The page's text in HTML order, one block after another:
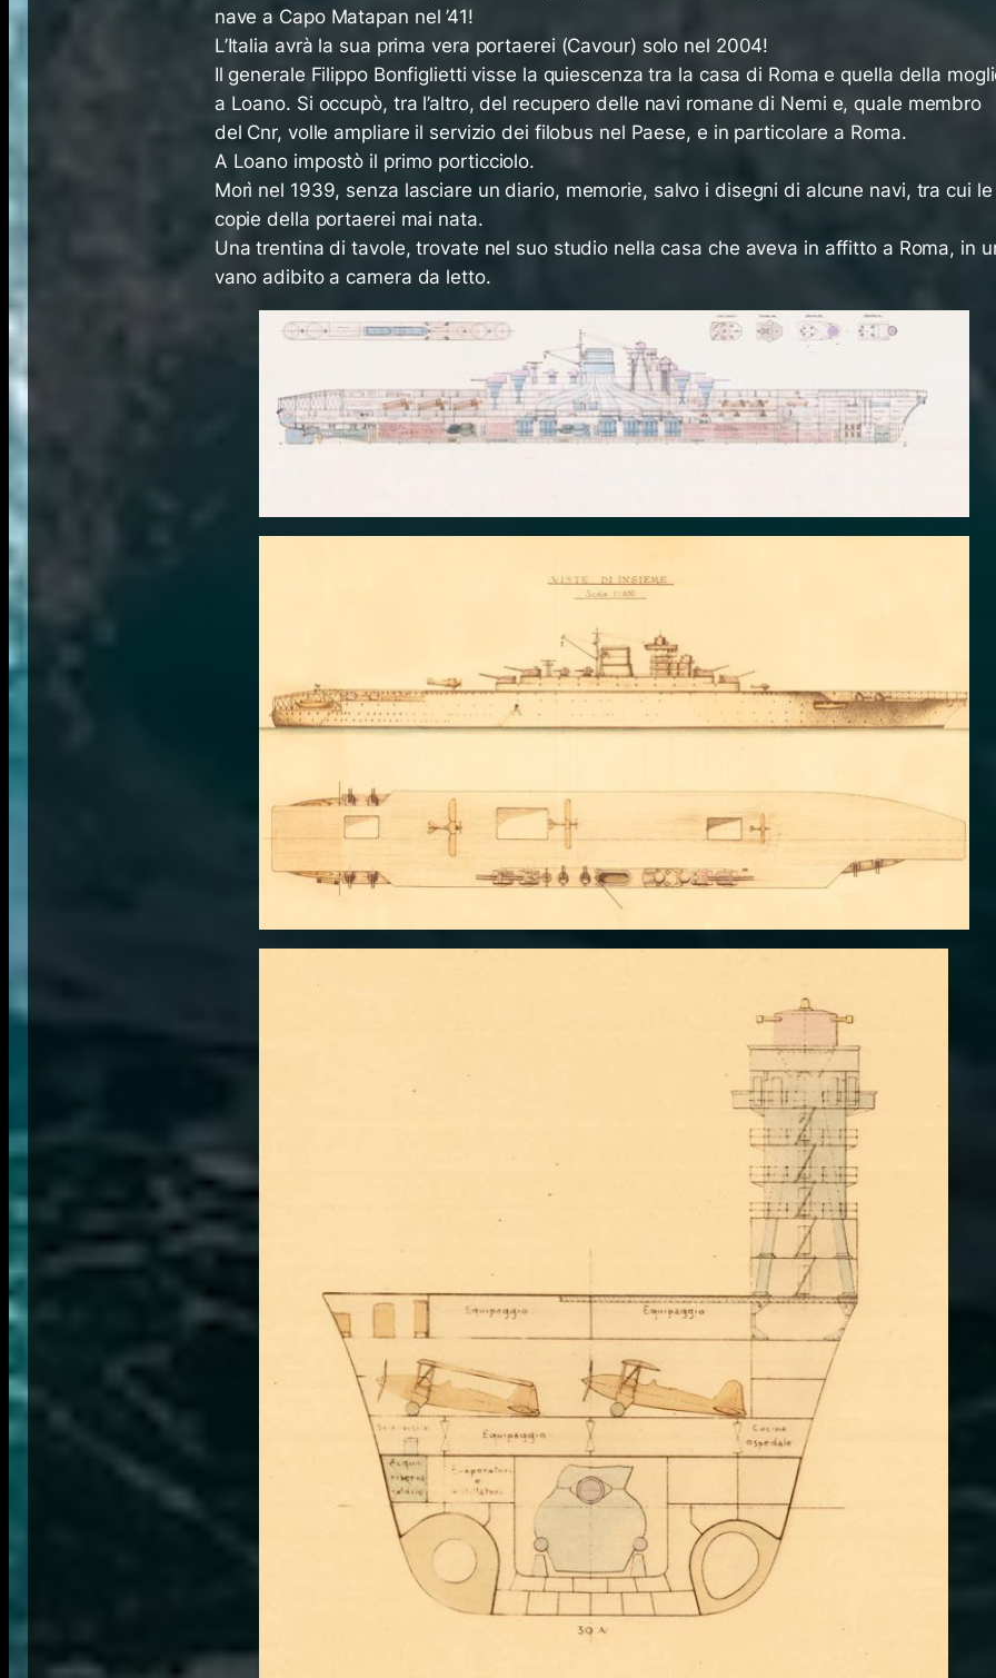
nave a Capo Matapan nel ’41!
L’Italia avrà la sua prima vera portaerei (Cavour) solo nel 2004!
Il generale Filippo Bonfiglietti visse la quiescenza tra la casa di Roma e quella della
a Loano. Si occupò, tra l’altro, del recupero delle navi romane di Nemi e, quale membro
del Cnr, volle ampliare il servizio dei filobus nel Paese, e in particolare a Roma.
A Loano impostò il primo porticciolo.
Morì nel 1939, senza lasciare un diario, memorie, salvo i disegni di alcune navi, tra cui le
copie della portaerei mai nata.
Una trentina di tavole, trovate nel suo studio nella casa che aveva in affitto a Roma, in
vano adibito a camera da letto.